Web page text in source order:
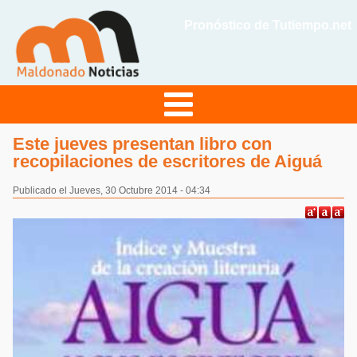
Este jueves presentan libro con
recopilaciones de escritores de Aiguá
Publicado el Jueves, 30 Octubre 2014 - 04:34